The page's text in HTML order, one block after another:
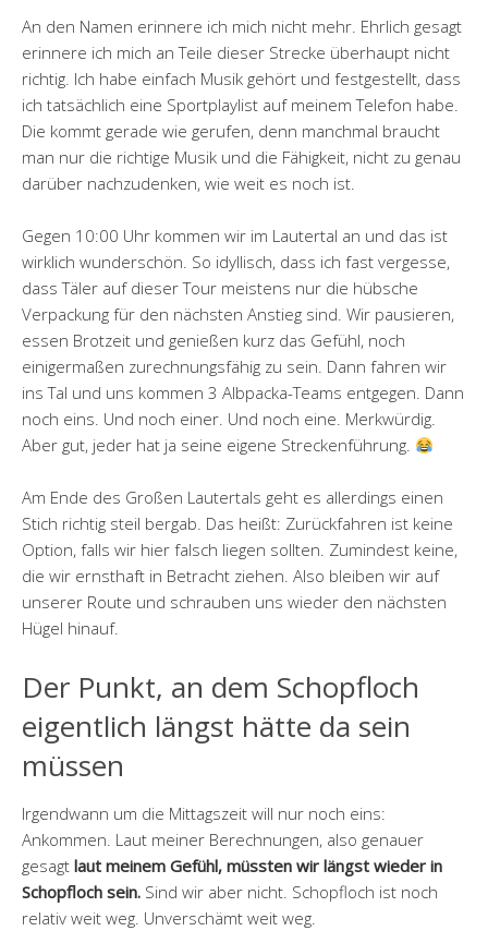
An den Namen erinnere ich mich nicht mehr. Ehrlich gesagt
erinnere ich mich an Teile dieser Strecke überhaupt nicht
richtig. Ich habe einfach Musik gehört und festgestellt, dass
ich tatsächlich eine Sportplaylist auf meinem Telefon habe.
Die kommt gerade wie gerufen, denn manchmal braucht
man nur die richtige Musik und die Fähigkeit, nicht zu genau
darüber nachzudenken, wie weit es noch ist.
Gegen 10:00 Uhr kommen wir im Lautertal an und das ist
wirklich wunderschön. So idyllisch, dass ich fast vergesse,
dass Täler auf dieser Tour meistens nur die hübsche
Verpackung für den nächsten Anstieg sind. Wir pausieren,
essen Brotzeit und genießen kurz das Gefühl, noch
einigermaßen zurechnungsfähig zu sein. Dann fahren wir
ins Tal und uns kommen 3 Albpacka-Teams entgegen. Dann
noch eins. Und noch einer. Und noch eine. Merkwürdig.
Aber gut, jeder hat ja seine eigene Streckenführung.
Am Ende des Großen Lautertals geht es allerdings einen
Stich richtig steil bergab. Das heißt: Zurückfahren ist keine
Option, falls wir hier falsch liegen sollten. Zumindest keine,
die wir ernsthaft in Betracht ziehen. Also bleiben wir auf
unserer Route und schrauben uns wieder den nächsten
Hügel hinauf.
Der Punkt, an dem Schopfloch
eigentlich längst hätte da sein
müssen
Irgendwann um die Mittagszeit will nur noch eins:
Ankommen. Laut meiner Berechnungen, also genauer
gesagt laut meinem Gefühl, müssten wir längst wieder in
Schopfloch sein. Sind wir aber nicht. Schopfloch ist noch
relativ weit weg. Unverschämt weit weg.